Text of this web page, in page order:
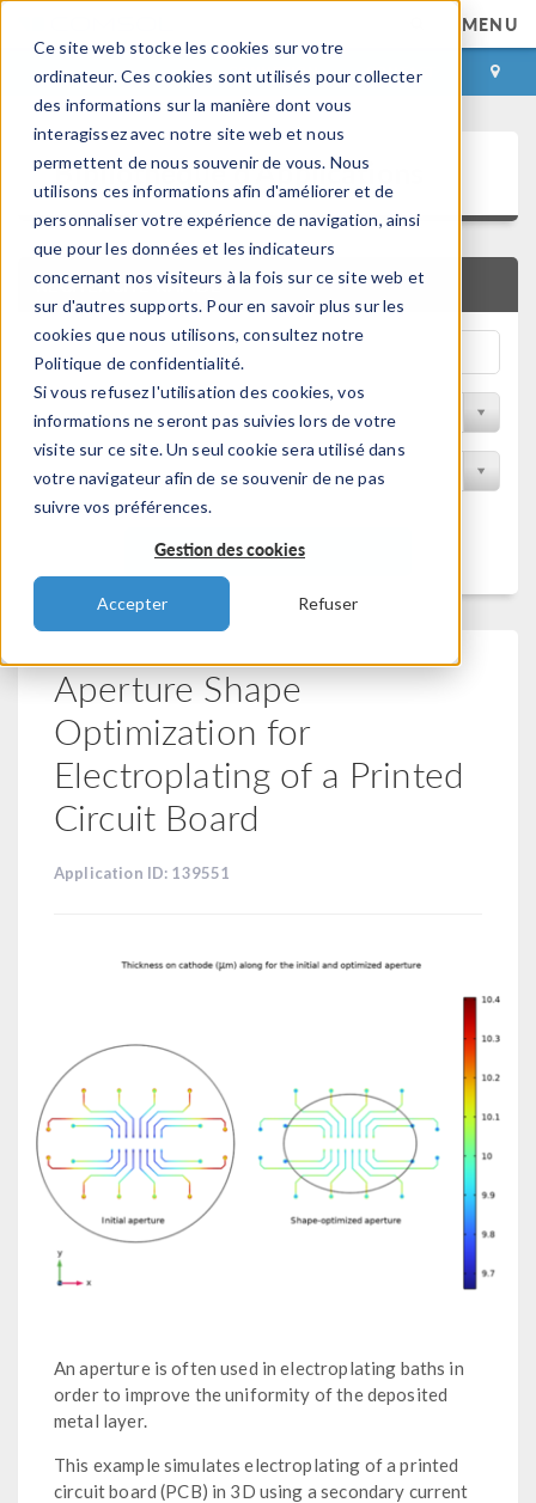
Ce site web stocke les cookies sur votre
ordinateur. Ces cookies sont utilisés pour collecter
des informations sur la manière dont vous
interagissez avec notre site web et nous
permettent de nous souvenir de vous. Nous
utilisons ces informations afin d'améliorer et de
personnaliser votre expérience de navigation, ainsi
que pour les données et les indicateurs
concernant nos visiteurs à la fois sur ce site web et
sur d'autres supports. Pour en savoir plus sur les
cookies que nous utilisons, consultez notre
Politique de confidentialité.
Si vous refusez l'utilisation des cookies, vos
informations ne seront pas suivies lors de votre
visite sur ce site. Un seul cookie sera utilisé dans
votre navigateur afin de se souvenir de ne pas
suivre vos préférences.
Gestion des cookies
Accepter Refuser
MENU
CONNEXION CONTACT
Bibliothèque d'Applications
RECHERCHE RAPIDE
Trier par Discipline
Filtrer par produit
Filtrer
Aperture Shape
Optimization for
Electroplating of a Printed
Circuit Board
Application ID: 139551
An aperture is often used in electroplating baths in
order to improve the uniformity of the deposited
metal layer.
This example simulates electroplating of a printed
circuit board (PCB) in 3D using a secondary current